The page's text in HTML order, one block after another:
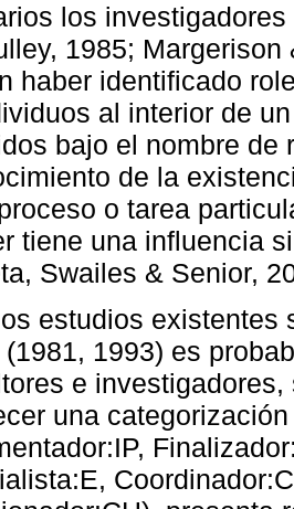
los
1985;
haber identificado
al interior de
bajo el nombre de
de la
o tarea
tiene una influencia
Swailes & Senior,
estudios existentes
(1981, 1993) es
e
una